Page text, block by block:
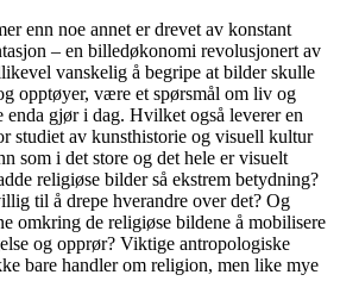
enn noe annet er drevet av konstant
– en billedøkonomi revolusjonert av
vanskelig å begripe at bilder skulle
opptøyer, være et spørsmål om liv og
enda gjør i dag. Hvilket også leverer en
studiet av kunsthistorie og visuell kultur
som i det store og det hele er visuelt
religiøse bilder så ekstrem betydning?
til å drepe hverandre over det? Og
omkring de religiøse bildene å mobilisere
og opprør? Viktige antropologiske
bare handler om religion, men like mye